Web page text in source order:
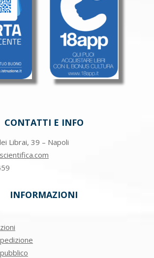
CONTATTI E INFO
Librai, 39 – Napoli
INFORMAZIONI